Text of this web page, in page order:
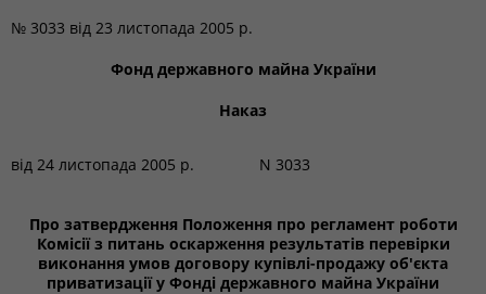
№ 3033 від 23 листопада 2005 р.
Фонд державного майна України
Наказ
від 24 листопада 2005 р. N 3033
Про затвердження Положення про регламент роботи
Комісії з питань оскарження результатів перевірки
виконання умов договору купівлі-продажу об'єкта
приватизації у Фонді державного майна України